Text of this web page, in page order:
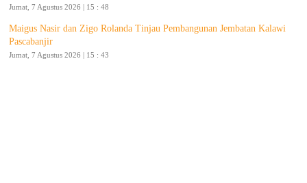
Jumat, 7 Agustus 2026 | 15 : 48
Maigus Nasir dan Zigo Rolanda Tinjau Pembangunan Jembatan Kalawi
Pascabanjir
Jumat, 7 Agustus 2026 | 15 : 43